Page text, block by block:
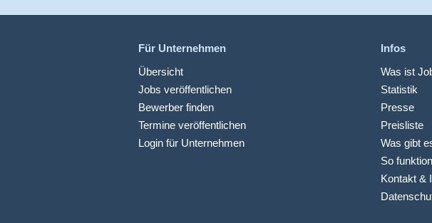
Für Unternehmen
Übersicht
Jobs veröffentlichen
Bewerber finden
Termine veröffentlichen
Login für Unternehmen
Infos
Was ist
Statistik
Presse
Preisliste
Was gibt
So
Kontakt &